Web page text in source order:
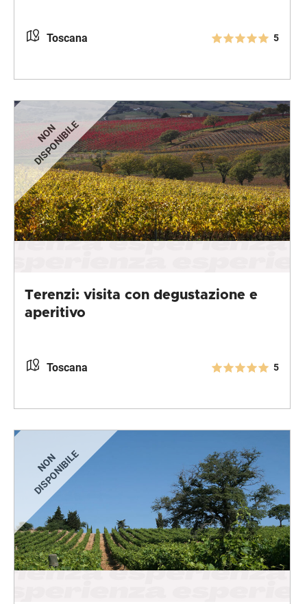
Toscana 5
Terenzi: visita con degustazione e
aperitivo
Toscana 5